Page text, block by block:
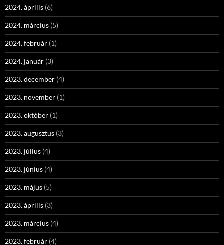
2024. április (6)
2024. március (5)
2024. február (1)
2024. január (3)
2023. december (4)
2023. november (1)
2023. október (1)
2023. augusztus (3)
2023. július (4)
2023. június (4)
2023. május (5)
2023. április (3)
2023. március (4)
2023. február (4)